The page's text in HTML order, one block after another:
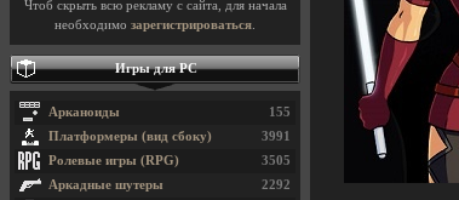
Чтоб скрыть всю рекламу с сайта, для начала
необходимо зарегистрироваться
Игры для PC
155
Арканоиды
3991
Платформеры (вид сбоку)
3505
Ролевые игры (RPG)
2292
Аркадные шутеры